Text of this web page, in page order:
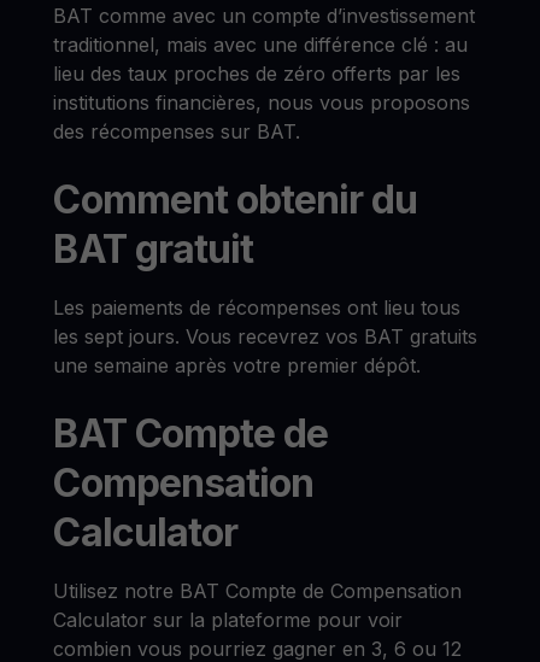
BAT comme avec un compte d’investissement
traditionnel, mais avec une différence clé : au
lieu des taux proches de zéro offerts par les
institutions financières, nous vous proposons
des récompenses sur BAT.
Comment obtenir du
BAT gratuit
Les paiements de récompenses ont lieu tous
les sept jours. Vous recevrez vos BAT gratuits
une semaine après votre premier dépôt.
BAT Compte de
Compensation
Calculator
Utilisez notre BAT Compte de Compensation
Calculator sur la plateforme pour voir
combien vous pourriez gagner en 3, 6 ou 12